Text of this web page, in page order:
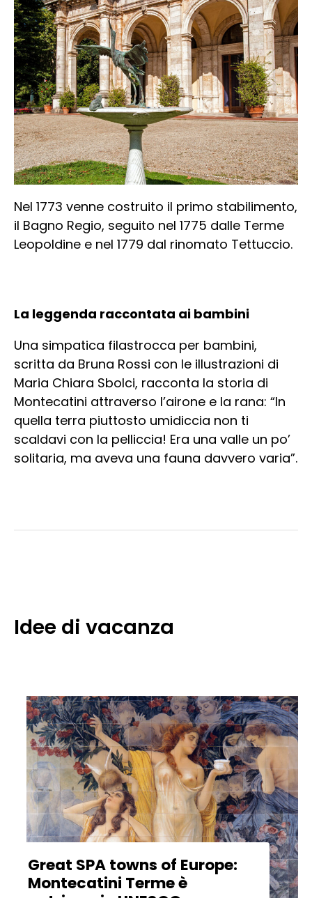
Nel 1773 venne costruito il primo stabilimento,
il Bagno Regio, seguito nel 1775 dalle Terme
Leopoldine e nel 1779 dal rinomato Tettuccio.
La leggenda raccontata ai bambini
Una simpatica filastrocca per bambini,
scritta da Bruna Rossi con le illustrazioni di
Maria Chiara Sbolci, racconta la storia di
Montecatini attraverso l’airone e la rana: “In
quella terra piuttosto umidiccia non ti
scaldavi con la pelliccia! Era una valle un po’
solitaria, ma aveva una fauna davvero varia”.
Idee di vacanza
Great SPA towns of Europe:
Montecatini Terme è